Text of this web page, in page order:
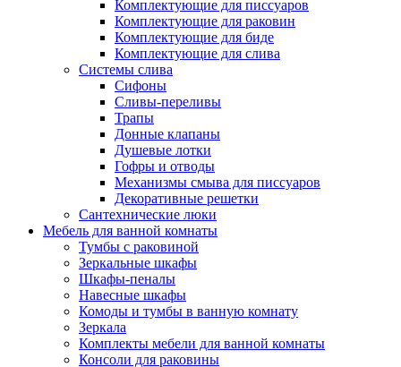
Комплектующие для писсуаров
Комплектующие для раковин
Комплектующие для биде
Комплектующие для слива
Системы слива
Сифоны
Сливы-переливы
Трапы
Донные клапаны
Душевые лотки
Гофры и отводы
Механизмы смыва для писсуаров
Декоративные решетки
Сантехнические люки
Мебель для ванной комнаты
Тумбы с раковиной
Зеркальные шкафы
Шкафы-пеналы
Навесные шкафы
Комоды и тумбы в ванную комнату
Зеркала
Комплекты мебели для ванной комнаты
Консоли для раковины